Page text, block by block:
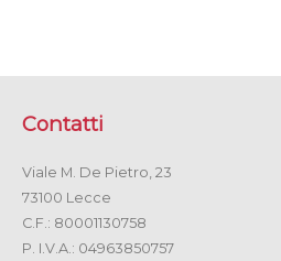
Contatti
Viale M. De Pietro, 23
73100 Lecce
C.F.: 80001130758
P. I.V.A.: 04963850757